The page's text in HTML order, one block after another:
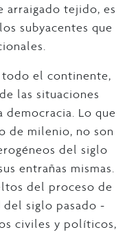
arraigado tejido, es
subyacentes que
todo el continente,
las situaciones
Lo que
de milenio, no son
del siglo
entrañas mismas.
del proceso de
siglo pasado -
civiles y políticos,